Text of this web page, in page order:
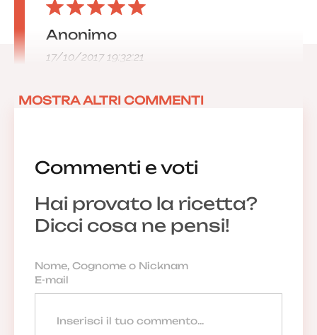
Commenti e voti
Hai provato la ricetta?
Dicci cosa ne pensi!
Anonimo
17/10/2017 19:32:21
MOSTRA ALTRI COMMENTI